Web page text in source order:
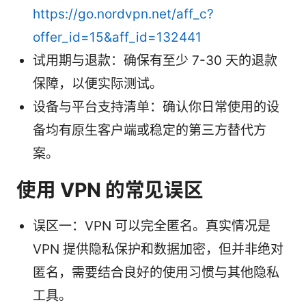
https://go.nordvpn.net/aff_c?
offer_id=15&aff_id=132441
试用期与退款：确保有至少 7-30 天的退款
保障，以便实际测试。
设备与平台支持清单：确认你日常使用的设
备均有原生客户端或稳定的第三方替代方
案。
使用 VPN 的常见误区
误区一：VPN 可以完全匿名。真实情况是
VPN 提供隐私保护和数据加密，但并非绝对
匿名，需要结合良好的使用习惯与其他隐私
工具。